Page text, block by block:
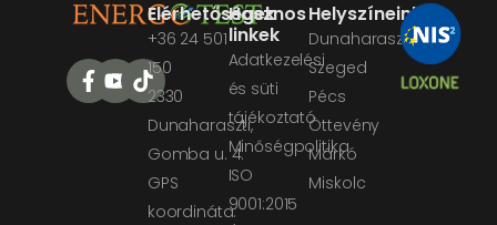
Elérhetőségek
+36 24 501
150
2330
Dunaharaszti,
Gomba u. 4.
GPS
koordináta:
Hasznos
linkek
Adatkezelési
és süti
tájékoztató
Minőségpolitika
ISO
9001:2015
Helyszíneink
Dunaharaszti
Szeged
Pécs
Öttevény
Márkó
Miskolc